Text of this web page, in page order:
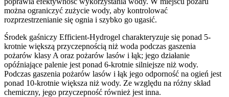
można ograniczyć zużycie wody, aby kontrolować
rozprzestrzenianie się ognia i szybko go ugasić.
Środek gaśniczy Efficient-Hydrogel charakteryzuje się ponad 5-
krotnie większą przyczepnością niż woda podczas gaszenia
pożarów klasy A oraz pożarów lasów i łąk; jego działanie
opóźniające palenie jest ponad 6-krotnie silniejsze niż wody.
Podczas gaszenia pożarów lasów i łąk jego odporność na ogień jest
ponad 10-krotnie większa niż wody. Ze względu na różny skład
chemiczny, jego przyczepność również jest inna.